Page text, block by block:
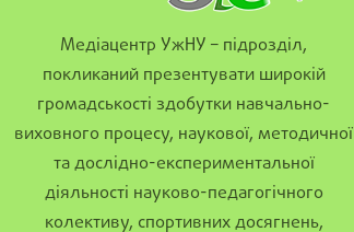
Медіацентр УжНУ – підрозділ,
покликаний презентувати широкій
громадськості здобутки навчально-
виховного процесу, наукової, методичної
та дослідно-експериментальної
діяльності науково-педагогічного
колективу, спортивних досягнень,